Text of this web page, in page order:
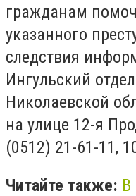
гражданам
указанного
следствия
Ингульский
Николаевской
на улице 12-я
(0512) 21-61-11,
Читайте также: В